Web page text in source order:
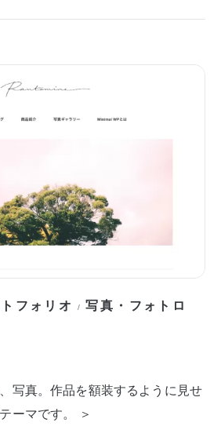
フォリオ /写真・フォトロ
写真。作品を額装するように見せ
ーマです。 ＞